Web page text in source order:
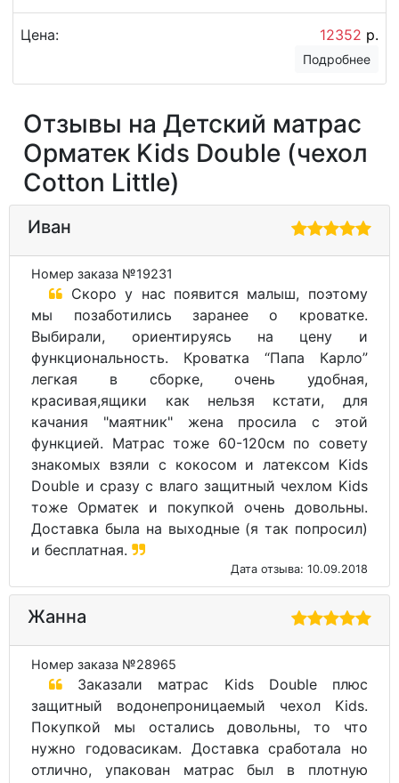
Цена: 12352 р.
Подробнее
Отзывы на Детский матрас
Орматек Kids Double (чехол
Cotton Little)
Иван
Номер заказа №19231
Скоро у нас появится малыш, поэтому
мы позаботились заранее о кроватке.
Выбирали, ориентируясь на цену и
функциональность. Кроватка “Папа Карло”
легкая в сборке, очень удобная,
красивая,ящики как нельзя кстати, для
качания "маятник" жена просила с этой
функцией. Матрас тоже 60-120см по совету
знакомых взяли с кокосом и латексом Kids
Double и сразу с влаго защитный чехлом Kids
тоже Орматек и покупкой очень довольны.
Доставка была на выходные (я так попросил)
и бесплатная.
Дата отзыва: 10.09.2018
Жанна
Номер заказа №28965
Заказали матрас Kids Double плюс
защитный водонепроницаемый чехол Kids.
Покупкой мы остались довольны, то что
нужно годовасикам. Доставка сработала но
отлично, упакован матрас был в плотную